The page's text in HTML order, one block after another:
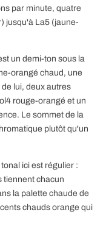
par minute, quatre
jusqu'à La5 (jaune-
un demi-ton sous la
orangé chaud, une
lui, deux autres
rouge-orangé et un
Le sommet de la
plutôt qu'un
ici est régulier :
tiennent chacun
la palette chaude de
chauds orange qui